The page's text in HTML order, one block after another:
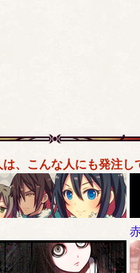
、こんな人にも発注し